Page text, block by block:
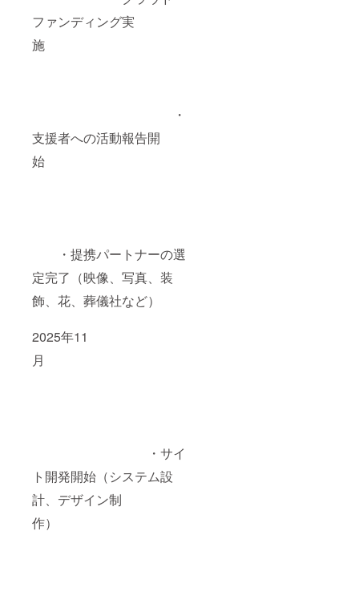
ファンディング実
施
・
支援者への活動報告開
始
・提携パートナーの選
定完了（映像、写真、装
飾、花、葬儀社など）
2025年11
月
・サイ
ト開発開始（システム設
計、デザイン制
作）